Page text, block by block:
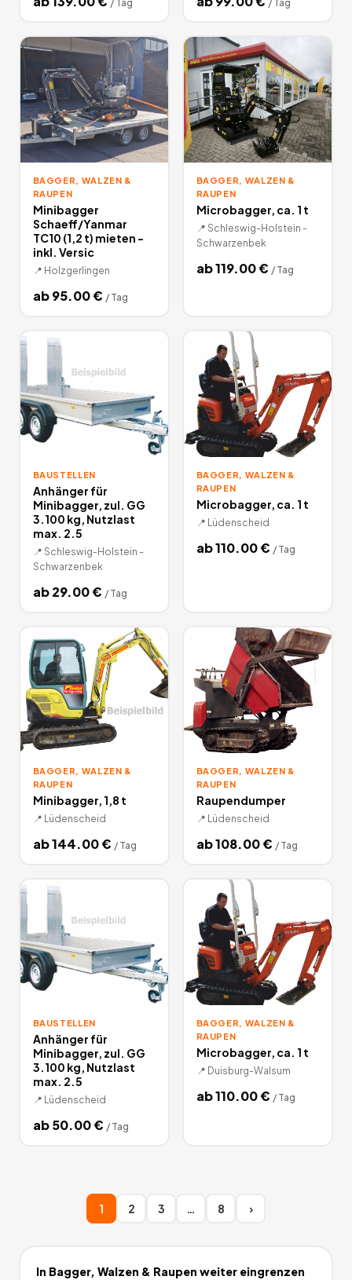
/ Tag / Tag
BAGGER, WALZEN &
RAUPEN
Minibagger
Schaeff/Yanmar
TC10 (1,2 t) mieten -
inkl. Versic
📍 Holzgerlingen
ab95.00€ / Tag
BAGGER, WALZEN &
RAUPEN
Microbagger, ca. 1 t
📍 Schleswig-Holstein -
Schwarzenbek
ab119.00€ / Tag
BAUSTELLEN
Anhänger für
Minibagger, zul. GG
3.100 kg, Nutzlast
max. 2.5
📍 Schleswig-Holstein -
Schwarzenbek
ab29.00€ / Tag
BAGGER, WALZEN &
RAUPEN
Microbagger, ca. 1 t
📍 Lüdenscheid
ab110.00€ / Tag
BAGGER, WALZEN &
RAUPEN
Minibagger, 1,8 t
📍 Lüdenscheid
ab144.00€ / Tag
BAGGER, WALZEN &
RAUPEN
Raupendumper
📍 Lüdenscheid
ab108.00€ / Tag
BAUSTELLEN
Anhänger für
Minibagger, zul. GG
3.100 kg, Nutzlast
max. 2.5
📍 Lüdenscheid
ab50.00€ / Tag
BAGGER, WALZEN &
RAUPEN
Microbagger, ca. 1 t
📍 Duisburg-Walsum
ab110.00€ / Tag
1 2 3 … 8 ›
In Bagger, Walzen & Raupen weiter eingrenzen